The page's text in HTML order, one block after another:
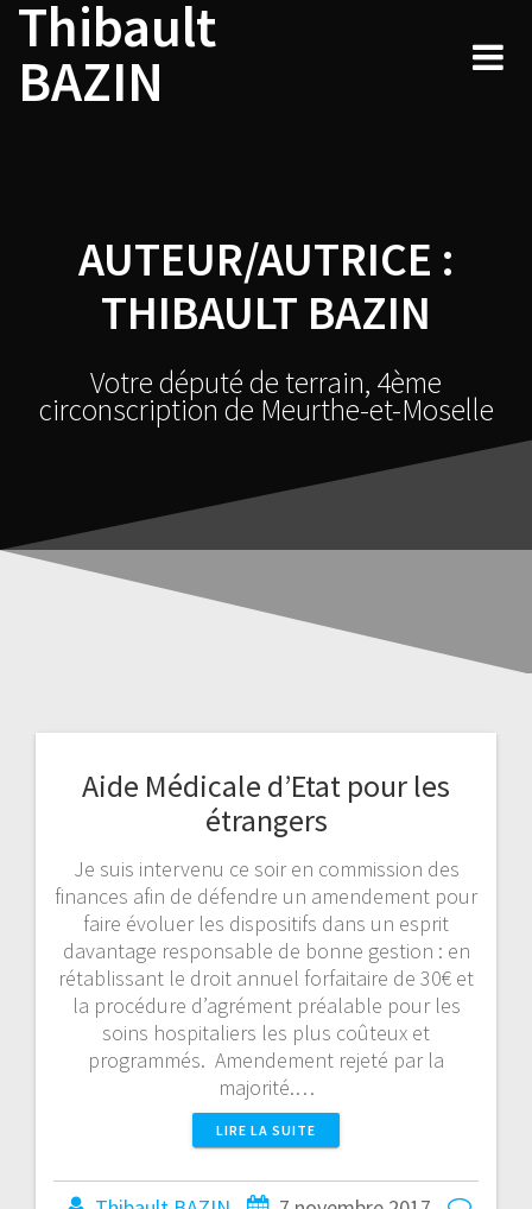
Skip
content
Thibault
BAZIN
AUTEUR/AUTRICE :
THIBAULT BAZIN
Votre député de terrain, 4ème
circonscription de Meurthe-et-Moselle
Aide Médicale d’Etat pour les
étrangers
Je suis intervenu ce soir en commission des
finances afin de défendre un amendement pour
faire évoluer les dispositifs dans un esprit
davantage responsable de bonne gestion : en
rétablissant le droit annuel forfaitaire de 30€ et
la procédure d’agrément préalable pour les
soins hospitaliers les plus coûteux et
programmés. Amendement rejeté par la
majorité.…
LIRE LA SUITE
Navigation
au
articles